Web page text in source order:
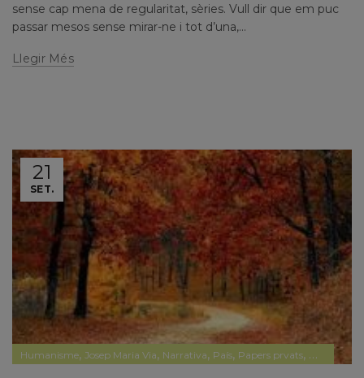
sense cap mena de regularitat, sèries. Vull dir que em puc
passar mesos sense mirar-ne i tot d’una,...
Llegir Més
21
SET.
Humanisme, Josep Maria Via, Narrativa, País, Papers prvats, Pensament